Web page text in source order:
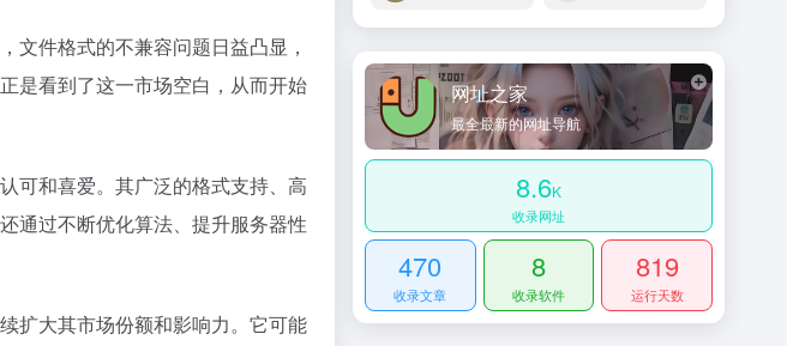
文件格式的不兼容问题日益凸显，
是看到了这一市场空白，从而开始
可和喜爱。其广泛的格式支持、高
通过不断优化算法、提升服务器性
扩大其市场份额和影响力。它可能
网址之家
最全最新的网址导航
8.6K
收录网址
470
收录文章
8
收录软件
819
运行天数